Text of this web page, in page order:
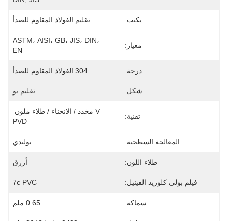
يكتب: تقليم الفولاذ المقاوم للصدأ
معيار:
ASTM، AISI، GB، JIS، DIN،
EN
درجة: 304 الفولاذ المقاوم للصدأ
شكل: تقليم يو
تقنية:
PVD
المعالجة السطحية: بولندي
طلاء اللون: أزرق
فيلم بولي كلوريد الفينيل: 7c PVC
سماكة: 0.65 ملم